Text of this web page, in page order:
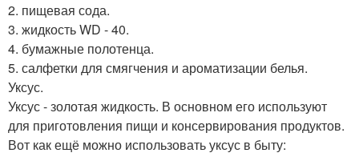
2. пищевая сода.
3. жидкость WD - 40.
4. бумажные полотенца.
5. салфетки для смягчения и ароматизации белья.
Уксус.
Уксус - золотая жидкость. В основном его используют
для приготовления пищи и консервирования продуктов.
Вот как ещё можно использовать уксус в быту: